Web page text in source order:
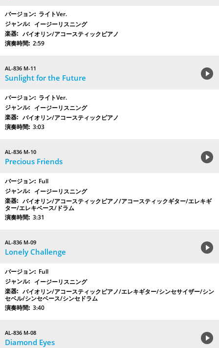
ライトVer.
イージーリスニング
バイオリン/アコースティックピアノ
2:59
AL-836 M-11
Sunlight for the Future
ライトVer.
イージーリスニング
バイオリン/アコースティックピアノ
3:03
AL-836 M-10
Precious Friends
Full
イージーリスニング
バイオリン/アコースティックピアノ/アコースティックギター/エレキギ
ター/エレキベース/ドラム
3:31
AL-836 M-09
Lonely Challenge
Full
イージーリスニング
バイオリン/アコースティックピアノ/エレキギター/シンセサイザー/シン
セベル/シンセベース/シンセドラム
3:40
AL-836 M-08
Diamond Eyes